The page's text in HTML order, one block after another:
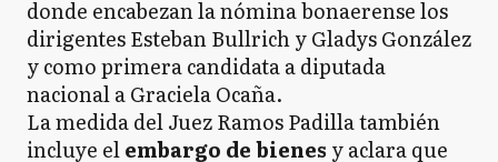
donde encabezan la nómina bonaerense los
dirigentes Esteban Bullrich y Gladys González
y como primera candidata a diputada
nacional a Graciela Ocaña.
La medida del Juez Ramos Padilla también
incluye elembargo de bienes y aclara que